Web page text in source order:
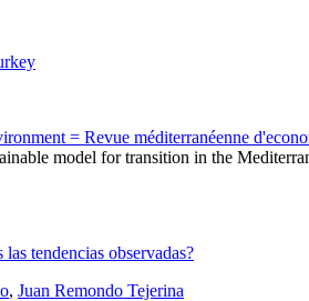
= Revue méditerranéenne
model for transition in the
tendencias observadas?
, Juan Remondo Tejerina